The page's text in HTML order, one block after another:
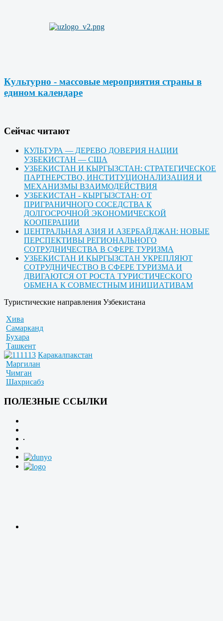
Культурно - массовые мероприятия страны в
едином календаре
Cейчас читают
КУЛЬТУРА — ДЕРЕВО ДОВЕРИЯ НАЦИИ
УЗБЕКИСТАН — США
УЗБЕКИСТАН И КЫРГЫЗСТАН: СТРАТЕГИЧЕСКОЕ
ПАРТНЕРСТВО, ИНСТИТУЦИОНАЛИЗАЦИЯ И
МЕХАНИЗМЫ ВЗАИМОДЕЙСТВИЯ
УЗБЕКИСТАН - КЫРГЫЗСТАН: ОТ
ПРИГРАНИЧНОГО СОСЕДСТВА К
ДОЛГОСРОЧНОЙ ЭКОНОМИЧЕСКОЙ
КООПЕРАЦИИ
ЦЕНТРАЛЬНАЯ АЗИЯ И АЗЕРБАЙДЖАН: НОВЫЕ
ПЕРСПЕКТИВЫ РЕГИОНАЛЬНОГО
СОТРУДНИЧЕСТВА В СФЕРЕ ТУРИЗМА
УЗБЕКИСТАН И КЫРГЫЗСТАН УКРЕПЛЯЮТ
СОТРУДНИЧЕСТВО В СФЕРЕ ТУРИЗМА И
ДВИГАЮТСЯ ОТ РОСТА ТУРИСТИЧЕСКОГО
ОБМЕНА К СОВМЕСТНЫМ ИНИЦИАТИВАМ
Туристические направления Узбекистана
Хива
Самарканд
Бухара
Ташкент
Каракалпакстан
Маргилан
Чимган
Шахрисабз
ПОЛЕЗНЫЕ ССЫЛКИ